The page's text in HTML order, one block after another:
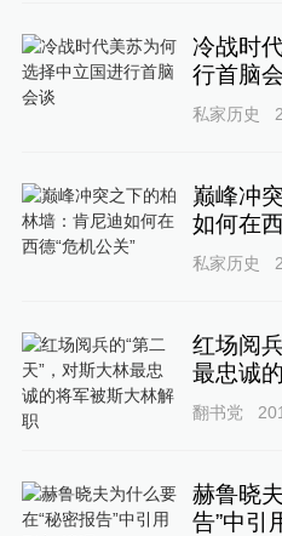
冷战时
行首脑
私家历史
巅峰冲
如何在
私家历史
红场阅
最忠诚
翻书党
赫鲁晓
告”中引